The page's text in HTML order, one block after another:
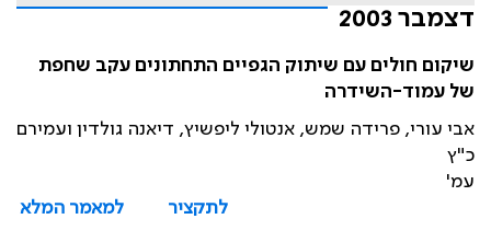
דצמבר 2003
שיקום חולים עם שיתוק הגפיים התחתונים עקב שחפת
של עמוד-השידרה
אבי עורי, פרידה שמש, אנטולי ליפשיץ, דיאנה גולדין ועמירם
כ"ץ
עמ'
לתקציר
למאמר המלא